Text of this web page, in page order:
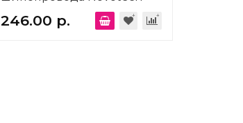
246.00 р.